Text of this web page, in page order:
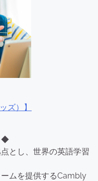
ズ）】
◆
とし、世界の英語学習
ムを提供するCambly